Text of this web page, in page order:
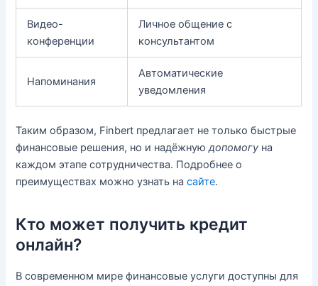
Видео-
конференции
Личное общение с
консультантом
Напоминания
Автоматические
уведомления
Таким образом, Finbert предлагает не только быстрые
финансовые решения, но и надёжнуюдопомогу на
каждом этапе сотрудничества. Подробнее о
преимуществах можно узнать насайте.
Кто может получить кредит
онлайн?
В современном мире финансовые услуги доступны для